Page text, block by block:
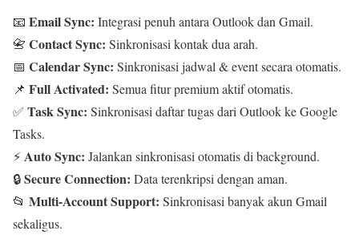
📧 Email Sync: Integrasi penuh antara Outlook dan Gmail.
📇 Contact Sync: Sinkronisasi kontak dua arah.
📅 Calendar Sync: Sinkronisasi jadwal & event secara otomatis.
📌 Full Activated: Semua fitur premium aktif otomatis.
✅ Task Sync: Sinkronisasi daftar tugas dari Outlook ke Google
Tasks.
⚡Auto Sync: Jalankan sinkronisasi otomatis di background.
🔒Secure Connection: Data terenkripsi dengan aman.
📂 Multi-Account Support: Sinkronisasi banyak akun Gmail
sekaligus.